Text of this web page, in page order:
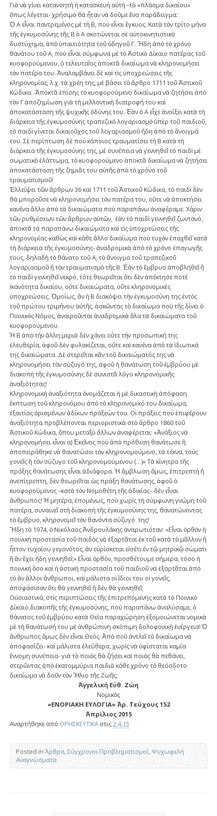
Γιὰ νὰ γίνει κατανοητὴ ἡ κατασκευὴ αὐτὴ –τὸ «πλάσµα δικαίου»
ὅπως λέγεται- χρήσιµο θὰ ἦταν νὰ δοῦµε ἕνα παράδειγµα:
Ὁ Α εἶναι παντρεµένος µὲ τὴ Β, ποὺ εἶναι ἔγκυος. Κατὰ τὸν τρίτο µήνα
τῆς ἐγκυµοσύνης τῆς Β ὁ Α σκοτώνεται σὲ αὐτοκινητιστικὸ
δυστύχηµα, ἀπὸ ὑπαιτιότητα τοῦ ὁδηγοῦ Γ. Ἤδη ἀπὸ τὸ χρόνο
θανάτου τοῦ Α, ποὺ εἶναι σύµφωνα µὲ τὸ Ἀστικὸ Δίκαιο πατέρας τοῦ
κυοφορούµενου, ὁ τελευταῖος ἀποκτᾶ δικαίωµα νὰ κληρονοµήσει
τὸν πατέρα του. Ἀναλαµβάνει δὲ καὶ τὶς ὑποχρεώσεις τῆς
κληρονοµίας, λ.χ. τὰ χρέη της, µὲ βάσει τὸ ἄρθρο 1711 τοῦ Ἀστικοῦ
Κώδικα. Ἀποκτᾶ ἐπίσης τὸ κυοφορούµενο δικαίωµα νὰ ζητήσει ἀπὸ
τὸν Γ ἀποζηµίωση γιὰ τὴ µελλοντικὴ διατροφή του καὶ
ἀποκατάσταση τῆς ψυχικῆς ὀδύνης του. Ἐὰν ὁ Α εἶχε ἀνοίξει κατὰ τὴ
διάρκεια τῆς ἐγκυµοσύνης τραπεζικὸ λογαριασµὸ ὑπὲρ τοῦ παιδιοῦ,
τὸ παιδὶ γίνεται δικαιοῦχος τοῦ λογαριασµοῦ ἤδη ἀπὸ τὸ ἄνοιγµά
του. Σὲ περίπτωση δὲ ποὺ κάποιος τραυµατίσει τὴ Β κατὰ τὴ
διάρκεια τῆς ἐγκυµοσύνης της, µὲ συνέπεια νὰ γεννηθεῖ τὸ παιδὶ µὲ
σωµατικὸ ἐλάττωµα, τὸ κυοφορούµενο ἀποκτᾶ δικαίωµα νὰ ζητήσει
ἀποκατάσταση τῆς ζηµιᾶς του αὐτῆς ἀπὸ τὸ χρόνο τοῦ
τραυµατισµοῦ!
Ἐλλείψει τῶν ἄρθρων 36 καὶ 1711 τοῦ Ἀστικοῦ Κώδικα, τὸ παιδὶ δὲν
θὰ µποροῦσε νὰ κληρονοµήσει τὸν πατέρα του, οὔτε νὰ ἀποκτήσει
κανένα ἄλλο ἀπὸ τὰ δικαιώµατα ποὺ παραπάνω ἀναφέραµε. Χάριν
τῶν ρυθµίσεων τῶν ἄρθρων αὐτῶν, ἐὰν τὸ παιδὶ γεννηθεῖ ζωντανό,
ἀποκτᾶ τὰ παραπάνω δικαιώµατα καὶ τὶς ὑποχρεώσεις τῆς
κληρονοµίας-καθὼς καὶ κάθε ἄλλο δικαίωµα ποὺ τυχὸν ἐπαχθεῖ κατὰ
τὴ διάρκεια τῆς ἐγκυµοσύνης- ἀναδροµικὰ ἀπὸ τὸ χρόνο ἐπαγωγῆς
τους, δηλαδὴ τὸ θάνατο τοῦ Α, τὸ ἄνοιγµα τοῦ τραπεζικοῦ
λογαριασµοῦ ἢ τὸν τραυµατισµὸ τῆς Β. Ἐὰν τὸ ἔµβρυο ἀποβληθεῖ ἢ
τὸ παιδὶ γεννηθεῖ νεκρό, τότε θεωρεῖται ὅτι δὲν ἀπέκτησε ποτὲ
ἱκανότητα δικαίου, οὔτε δικαιώµατα, οὔτε κληρονοµικὲς
ὑποχρεώσεις. Ὁµοίως, ἂν ἡ Β διακόψει τὴν ἐγκυµοσύνη της ἐντὸς
τοῦ πρώτου τριµήνου αὐτῆς, ἀσκῶντας τὸ δικαίωµα ποὺ τῆς δίνει ὁ
Ποινικὸς Νόµος, ἀναιροῦνται ἀναδροµικὰ ὅλα τὰ δικαιώµατα τοῦ
κυοφορούµενου.
Ἡ Β ἀπὸ τὴν ἄλλη µεριὰ δὲν χάνει οὔτε τὴν προσωπική της
ἐλευθερία, ἀφοῦ δὲν φυλακίζεται, οὔτε καὶ κανένα ἀπὸ τὰ ἰδιωτικά
της δικαιώµατα. Δὲ στερεῖται κἂν τοῦ δικαιώµατός της νὰ
κληρονοµήσει τὸν σύζυγό της, ἀφοῦ ἡ θανάτωση τοῦ ἐµβρύου µὲ
διακοπὴ τῆς ἐγκυµοσύνης δὲ συνιστᾶ λόγο κληρονοµικῆς
ἀναξιότητας!
Κληρονοµικὴ ἀναξιότητα ὀνοµάζεται ἡ µὲ δικαστικὴ ἀπόφαση
ἔκπτωση τοῦ κληρονόµου ἀπὸ τὸ κληρονοµικό του δικαίωµα,
ἐξαιτίας ὁρισµένων ἀδίκων πράξεών του. Οἱ πράξεις ποὺ ἐπιφέρουν
ἀναξιότητα προβλέπονται περιοριστικὰ στὸ ἄρθρο 1860 τοῦ
Ἀστικοῦ Κώδικα, ὅπου µεταξὺ ἄλλων ἀναφέρεται: «Ἀνάξιος νὰ
κληρονοµήσει εἶναι α) Ἐκεῖνος ποὺ ἀπὸ πρόθεση θανάτωσε ἢ
ἀποπειράθηκε νὰ θανατώσει τὸν κληρονοµούµενο, τὰ τέκνα, τοὺς
γονεῖς ἢ τὸν σύζυγο τοῦ κληρονοµούµενου (…)» Τὰ κίνητρα τῆς
πράξης θανάτωσης εἶναι ἀδιάφορα. Ἡ ἄµβλωση ὅµως, ἐπιτρεπτὴ ἢ
ἀνεπίτρεπτη, δὲν θεωρεῖται ὡς πράξη θανάτωσης, ἀφοῦ ὁ
κυοφορούµενος –κατὰ τὸν Νοµοθέτη τῆς ἀδικίας– δὲν εἶναι
ἄνθρωπος! Ἡ µητέρα, ἑποµένως, ποὺ χωρὶς τὴ σύµφωνη γνώµη τοῦ
πατέρα, συναινεῖ στὴ διακοπὴ τῆς ἐγκυµοσύνης της, θανατώνοντας
τὸ ἔµβρυο, κληρονοµεῖ τὸν θανόντα σύζυγό της!
Ἤδη τὸ 1974, ὁ Νικόλαος Ἀνδρουλάκης ἀναρωτιόταν: «Εἶναι ὀρθὸν ἡ
ποινικὴ προστασία τοῦ παιδὸς νὰ ἐξαρτᾶται ἐκ τοῦ κατὰ τὸ µᾶλλον ἢ
ἧττον τυχαίου γεγονότος, ἂν εὑρίσκεται εἰσέτι ἐν τῷ µητρικῷ σώµατι
ἢ ἂν ἔχει ἤδη γεννηθεῖ;» Εἶναι ὀρθόν, προσθέτουµε σήµερα, τόσο ἡ
ποινικὴ ὅσο καὶ ἡ ἀστικὴ προστασία τοῦ παιδιοῦ νὰ ἐξαρτᾶται ἀπὸ
τὸ ἂν ἄλλοι ἄνθρωποι, καὶ µάλιστα οἱ ἴδιοι του οἱ γονεῖς,
ἀποφάσισαν ὅτι θὰ γεννηθεῖ ἢ δὲν θὰ γεννηθεῖ;
Οὐσιαστικά, στὶς περιπτώσεις τῆς ἐπιτρεπόµενης κατὰ τὸ Ποινικὸ
Δίκαιο διακοπῆς τῆς ἐγκυµοσύνης, ποὺ παραπάνω ἀναλύσαµε, ὁ
θάνατος τοῦ ἐµβρύου κατὰ Θεία παραχώρηση ἐξοµοιώνεται νοµικὰ
µὲ τὴ θανάτωσή του µὲ ἀνθρώπινη σκόπιµη δολοφονικὴ ἐνέργεια! Ὁ
ἄνθρωπος ὅµως δὲν εἶναι Θεός. Ἀπὸ ποῦ ἀντλεῖ τὸ δικαίωµα νὰ
ἀποφασίζει- καὶ µάλιστα ἐλεύθερα, χωρὶς νὰ ὑφίσταται καµία
ἔννοµη συνέπεια- γιὰ τὸ ποιὸς θὰ ζήσει καὶ ποιὸς θὰ πεθάνει,
στερῶντας ἀπὸ ἑκατοµµύρια παιδιὰ κάθε χρόνο τὸ θεόσδοτο
δικαίωµα νὰ δοῦν τὸν Ἥλιο τῆς Ζωῆς;
Ἀγγελικὴ Εὐθ. Ζώη
Νοµικὸς
«ΕΝΟΡΙΑΚΗ ΕΥΛΟΓΙΑ» Ἀρ. Τεύχους 152
Ἀπρίλιος 2015
Αναρτήθηκε από ΘΡΗΣΚΕΥΤΙΚΑ στις2.4.15
Posted in Άρθρα,Σύγχρονοι Προβληματισμοί,Ψυχωφελή
Αναγνώσματα